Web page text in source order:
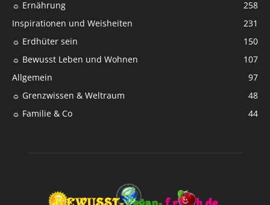
☼ Ernährung
258
Inspirationen und Weisheiten
231
☼ Erdhüter sein
150
☼ Bewusst Leben und Wohnen
107
Allgemein
97
☼ Grenzwissen & Weltraum
48
☼ Familie & Co
44